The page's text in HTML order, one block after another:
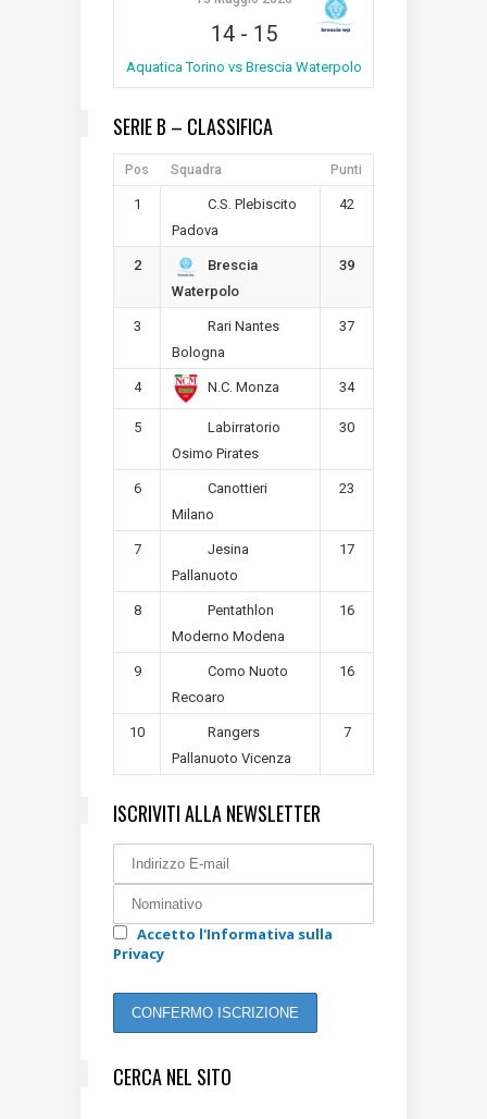
14- 15
Aquatica Torino vs Brescia Waterpolo
SERIE B – CLASSIFICA
Pos Squadra Punti
1
C.S. Plebiscito
Padova
42
2
Brescia
Waterpolo
39
3
Rari Nantes
Bologna
37
4 N.C. Monza 34
5
Labirratorio
Osimo Pirates
30
6
Canottieri
Milano
23
7
Jesina
Pallanuoto
17
8
Pentathlon
Moderno Modena
16
9
Como Nuoto
Recoaro
16
10
Rangers
Pallanuoto Vicenza
7
ISCRIVITI ALLA NEWSLETTER
Accetto l'Informativa sulla
Privacy
CERCA NEL SITO